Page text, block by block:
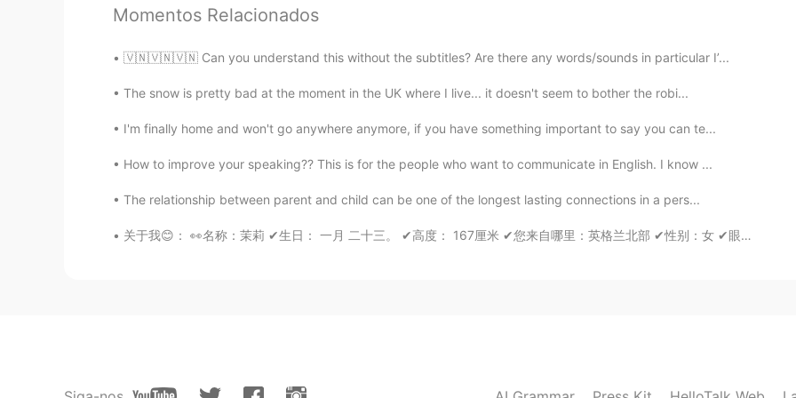
我觉得做沙球挺有意思的因为这个世界没有什么是完全完美的，可是看起来差不多的那就可
以有心里的安全感，然后可以继续做其他事情，而且还可以做下一个沙球😄😄
我觉得做沙球挺有意思的因为这个世界没有什么是完全完美的，可是看起来差不多的那就可
以，心里 有 安全感，然后可以继续做其他事情，而且还可以做下一个沙球😄😄
良良 良良 良良 2021.01.16 06:33
越圆越好，可是 不能有一个完美 的形 状
越圆越好，可是不能有一个完美的圆形
Momentos Relacionados
🇻🇳🇻🇳🇻🇳 Can you understand this without the subtitles? Are there any words/sounds in particular I’...
The snow is pretty bad at the moment in the UK where I live... it doesn't seem to bother the robi...
I'm finally home and won't go anywhere anymore, if you have something important to say you can te...
How to improve your speaking?? This is for the people who want to communicate in English. I know ...
The relationship between parent and child can be one of the longest lasting connections in a pers...
关于我😊： 👀名称：茉莉 ✔生日： 一月 二十三。 ✔高度： 167厘米 ✔您来自哪里：英格兰北部 ✔性别：女 ✔眼睛颜色：绿色 ✔头发颜色：棕色 ✔最喜欢的颜色： 紫色 ✔...